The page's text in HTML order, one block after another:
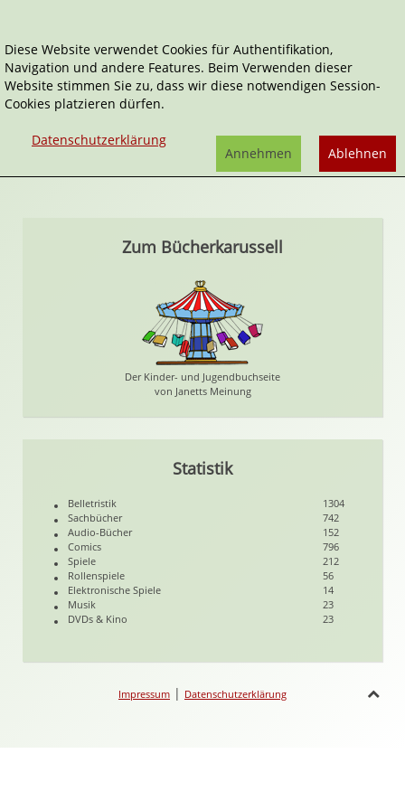
Manuel Kilger
Tätigkeitsfelder:
Zum Bücherkarussell
Der Kinder- und Jugendbuchseite
von Janetts Meinung
Statistik
Belletristik
1304
Sachbücher
742
Audio-Bücher
152
Comics
796
Spiele
212
Rollenspiele
56
Elektronische Spiele
14
Musik
23
DVDs & Kino
23
Impressum | Datenschutzerklärung
Diese Website verwendet Cookies für Authentifikation,
Navigation und andere Features. Beim Verwenden dieser
Website stimmen Sie zu, dass wir diese notwendigen Session-
Cookies platzieren dürfen.
Datenschutzerklärung
Ablehnen
Annehmen